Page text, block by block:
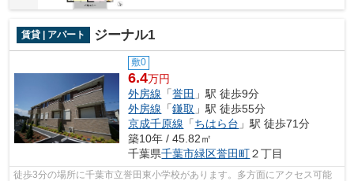
賃貸 | アパート ジーナル1
敷0
6.4万円
外房線 「誉田 」駅 徒歩9分
外房線 「鎌取 」駅 徒歩55分
京成千原線 「ちはら台 」駅 徒歩71分
築10年 / 45.82㎡
千葉県千葉市緑区誉田町２丁目
徒歩3分の場所に千葉市立誉田東小学校があります。多方面にアクセス可能